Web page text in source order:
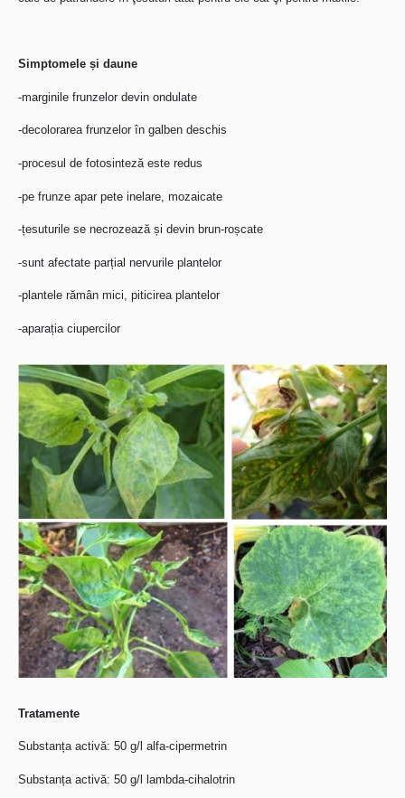
Simptomele și daune
-marginile frunzelor devin ondulate
-decolorarea frunzelor în galben deschis
-procesul de fotosinteză este redus
-pe frunze apar pete inelare, mozaicate
-țesuturile se necrozează și devin brun-roșcate
-sunt afectate parțial nervurile plantelor
-plantele rămân mici, piticirea plantelor
-aparația ciupercilor
Tratamente
Substanța activă: 50 g/l alfa-cipermetrin
Substanța activă: 50 g/l lambda-cihalotrin